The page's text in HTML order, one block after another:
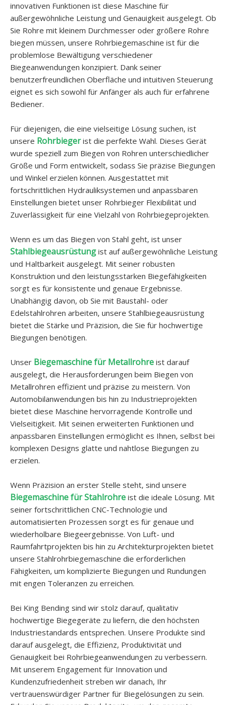
innovativen Funktionen ist diese Maschine für
außergewöhnliche Leistung und Genauigkeit ausgelegt. Ob
Sie Rohre mit kleinem Durchmesser oder größere Rohre
biegen müssen, unsere Rohrbiegemaschine ist für die
problemlose Bewältigung verschiedener
Biegeanwendungen konzipiert. Dank seiner
benutzerfreundlichen Oberfläche und intuitiven Steuerung
eignet es sich sowohl für Anfänger als auch für erfahrene
Bediener.
Für diejenigen, die eine vielseitige Lösung suchen, ist
unsere Rohrbiegerist die perfekte Wahl. Dieses Gerät
wurde speziell zum Biegen von Rohren unterschiedlicher
Größe und Form entwickelt, sodass Sie präzise Biegungen
und Winkel erzielen können. Ausgestattet mit
fortschrittlichen Hydrauliksystemen und anpassbaren
Einstellungen bietet unser Rohrbieger Flexibilität und
Zuverlässigkeit für eine Vielzahl von Rohrbiegeprojekten.
Wenn es um das Biegen von Stahl geht, ist unser
Stahlbiegeausrüstung ist auf außergewöhnliche Leistung
und Haltbarkeit ausgelegt. Mit seiner robusten
Konstruktion und den leistungsstarken Biegefähigkeiten
sorgt es für konsistente und genaue Ergebnisse.
Unabhängig davon, ob Sie mit Baustahl- oder
Edelstahlrohren arbeiten, unsere Stahlbiegeausrüstung
bietet die Stärke und Präzision, die Sie für hochwertige
Biegungen benötigen.
Unser Biegemaschine für Metallrohre ist darauf
ausgelegt, die Herausforderungen beim Biegen von
Metallrohren effizient und präzise zu meistern. Von
Automobilanwendungen bis hin zu Industrieprojekten
bietet diese Maschine hervorragende Kontrolle und
Vielseitigkeit. Mit seinen erweiterten Funktionen und
anpassbaren Einstellungen ermöglicht es Ihnen, selbst bei
komplexen Designs glatte und nahtlose Biegungen zu
erzielen.
Wenn Präzision an erster Stelle steht, sind unsere
Biegemaschine für Stahlrohre ist die ideale Lösung. Mit
seiner fortschrittlichen CNC-Technologie und
automatisierten Prozessen sorgt es für genaue und
wiederholbare Biegeergebnisse. Von Luft- und
Raumfahrtprojekten bis hin zu Architekturprojekten bietet
unsere Stahlrohrbiegemaschine die erforderlichen
Fähigkeiten, um komplizierte Biegungen und Rundungen
mit engen Toleranzen zu erreichen.
Bei King Bending sind wir stolz darauf, qualitativ
hochwertige Biegegeräte zu liefern, die den höchsten
Industriestandards entsprechen. Unsere Produkte sind
darauf ausgelegt, die Effizienz, Produktivität und
Genauigkeit bei Rohrbiegeanwendungen zu verbessern.
Mit unserem Engagement für Innovation und
Kundenzufriedenheit streben wir danach, Ihr
vertrauenswürdiger Partner für Biegelösungen zu sein.